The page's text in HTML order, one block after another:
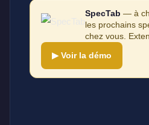
SpecTab — à
les prochains
chez vous.
▶ Voir la démo